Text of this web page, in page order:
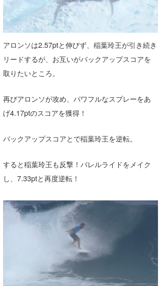
アロンソは2.57ptと伸びず、稲葉玲王が引き続き
リードするが、お互いがバックアップスコアを
取りたいところ。
再びアロンソが攻め、パワフルなスプレーをあ
げ4.17ptのスコアを獲得！
バックアップスコアとで稲葉玲王を逆転。
すると稲葉玲王も反撃！バレルライドをメイク
し、7.33ptと再度逆転！